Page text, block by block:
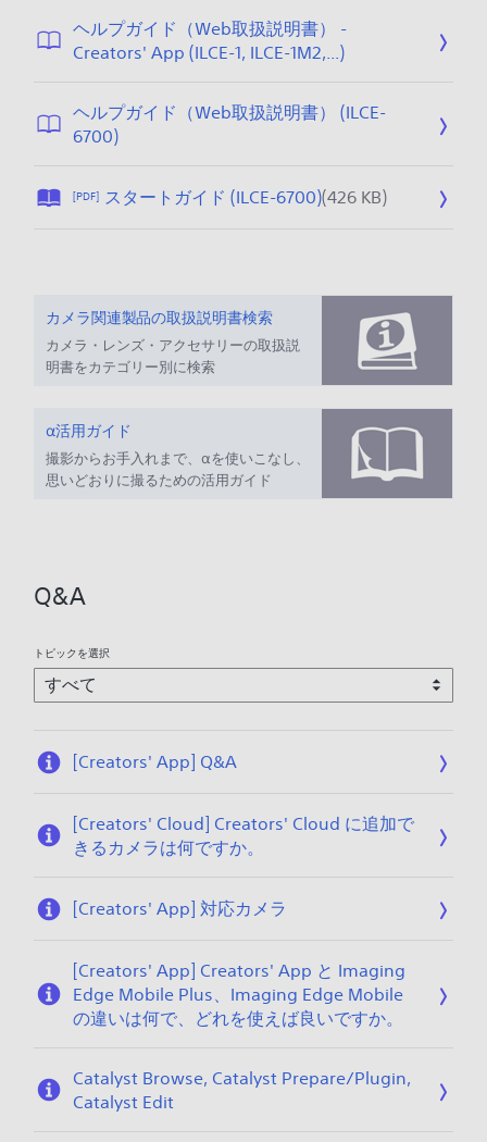
ヘルプガイド（Web取扱説明書） -
Creators' App (ILCE-1, ILCE-1M2,...)フ
イ
ル
イ
ズ
さ
て
い
ま
せ
ん
。
公
日
:
0
2
6
ヘルプガイド（Web取扱説明書） (ILCE-
6700)フ
ル
サ
指
定
さ
て
い
ま
せ
公
:
2
/
0
8
0
6
[PDF] スタートガイド (ILCE-6700)(426 KB)公
2
0
2
5
/
0
6
1
カメラ関連製品の取扱説明書検索
カメラ・レンズ・アクセサリーの取扱説
明書をカテゴリー別に検索
α活用ガイド
撮影からお手入れまで、αを使いこなし、
思いどおりに撮るための活用ガイド
Q&A
トピックを選択
[Creators' App] Q&A
[Creators' Cloud] Creators' Cloud に追加で
きるカメラは何ですか。
[Creators' App] 対応カメラ
[Creators' App] Creators' App と Imaging
Edge Mobile Plus、Imaging Edge Mobile
の違いは何で、どれを使えば良いですか。
Catalyst Browse, Catalyst Prepare/Plugin,
Catalyst Edit